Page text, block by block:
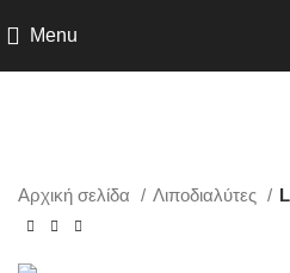
Menu
Αρχική σελίδα Λιποδιαλύτες